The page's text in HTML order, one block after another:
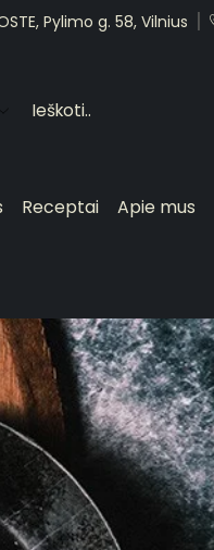
Pylimo g. 58, Vilnius
Receptai Apie mus